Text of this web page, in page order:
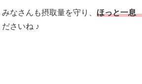
みなさんも摂取量を守り、ほっと一
ださいね ♪